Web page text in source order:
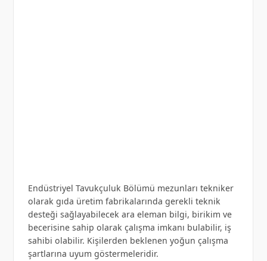
Endüstriyel Tavukçuluk Bölümü mezunları tekniker
olarak gıda üretim fabrikalarında gerekli teknik
desteği sağlayabilecek ara eleman bilgi, birikim ve
becerisine sahip olarak çalışma imkanı bulabilir, iş
sahibi olabilir. Kişilerden beklenen yoğun çalışma
şartlarına uyum göstermeleridir.